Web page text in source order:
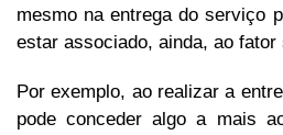
mesmo na entrega do serviço
estar associado, ainda, ao fator
Por exemplo, ao realizar a
pode conceder algo a mais